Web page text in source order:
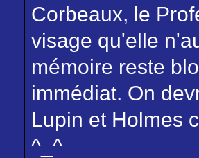
Corbeaux, le
visage qu'elle
mémoire reste
immédiat. On
Lupin et Holmes
^_^